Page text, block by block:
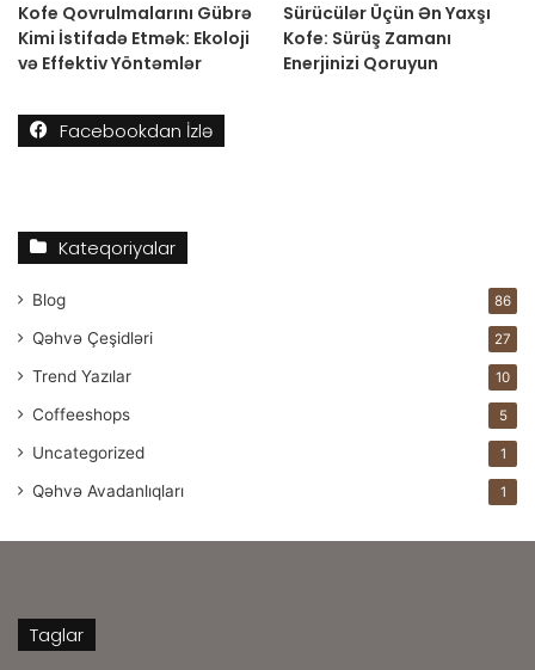
Kofe Qovrulmalarını Gübrə
Kimi İstifadə Etmək: Ekoloji
və Effektiv Yöntəmlər
Sürücülər Üçün Ən Yaxşı
Kofe: Sürüş Zamanı
Enerjinizi Qoruyun
Facebookdan İzlə
Kateqoriyalar
Blog 86
Qəhvə Çeşidləri 27
Trend Yazılar 10
Coffeeshops 5
Uncategorized 1
Qəhvə Avadanlıqları 1
Taglar